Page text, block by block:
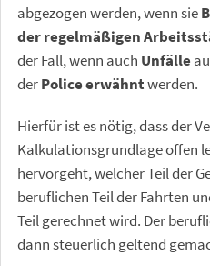
abgezogen werden, wenn sie
der regelmäßigen
der Fall, wenn auch Unfälle
derPolice erwähntwerden.
Hierfür ist es nötig, dass der
Kalkulationsgrundlage offen
hervorgeht, welcher Teil der
beruflichen Teil der Fahrten
Teil gerechnet wird. Der
dann steuerlich geltend